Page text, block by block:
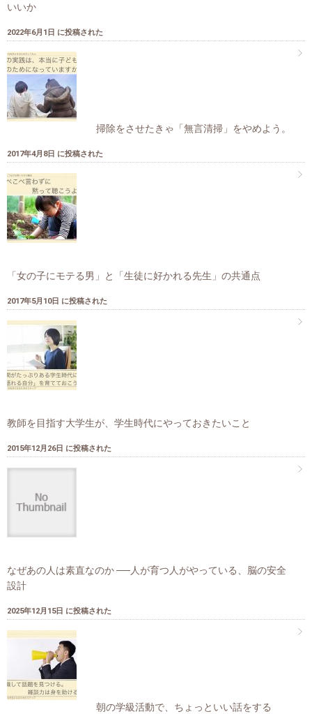
いいか
2022年6月1日 に投稿された
掃除をさせたきゃ「無言清掃」をやめよう。
2017年4月8日 に投稿された
「女の子にモテる男」と「生徒に好かれる先生」の共通点
2017年5月10日 に投稿された
教師を目指す大学生が、学生時代にやっておきたいこと
2015年12月26日 に投稿された
なぜあの人は素直なのか ──人が育つ人がやっている、脳の安全
設計
2025年12月15日 に投稿された
朝の学級活動で、ちょっといい話をする